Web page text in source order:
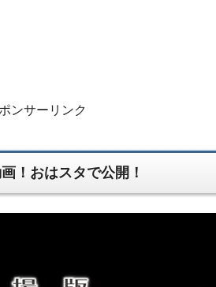
ンサーリンク
！おはスタで公開！